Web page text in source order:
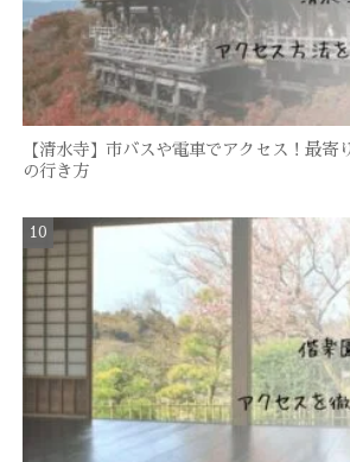
【清水寺】市バスや電車でアクセス！最寄
の行き方